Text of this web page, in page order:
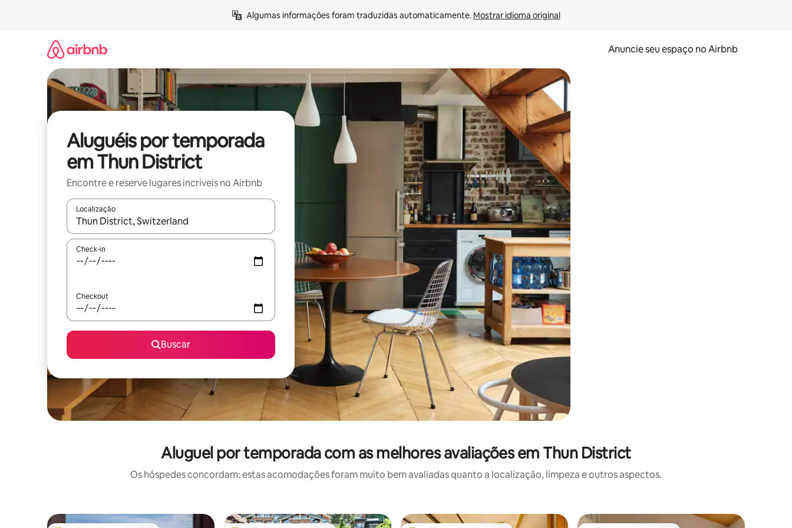
Algumas informações foram traduzidas automaticamente. Mostrar idioma original
Anuncie seu espaço no Airbnb
Aluguéis por temporada
em Thun District
Encontre e reserve lugares incríveis no Airbnb
Localização
Quando os resultados estiverem disponíveis, explore-os usando as seta para cima e para baixo do teclado ou tocando e deslizando o dedo na tela.
Check-in
Checkout
Buscar
Aluguel por temporada com as melhores avaliações em Thun District
Os hóspedes concordam: estas acomodações foram muito bem avaliadas quanto a localização, limpeza e outros aspectos.